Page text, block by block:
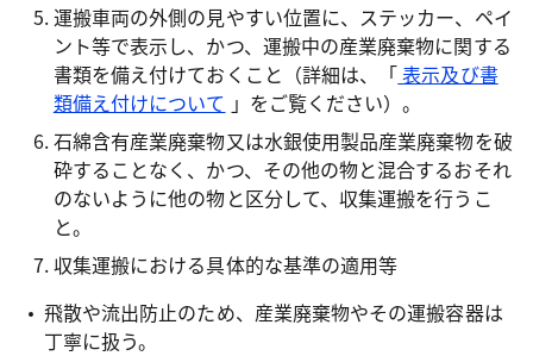
運搬車両の外側の見やすい位置に、ステッカー、ペイ
ント等で表示し、かつ、運搬中の産業廃棄物に関する
書類を備え付けておくこと（詳細は、「表示及び書
類備え付けについて 」をご覧ください）。
石綿含有産業廃棄物又は水銀使用製品産業廃棄物を破
砕することなく、かつ、その他の物と混合するおそれ
のないように他の物と区分して、収集運搬を行うこ
と。
収集運搬における具体的な基準の適用等
飛散や流出防止のため、産業廃棄物やその運搬容器は
丁寧に扱う。